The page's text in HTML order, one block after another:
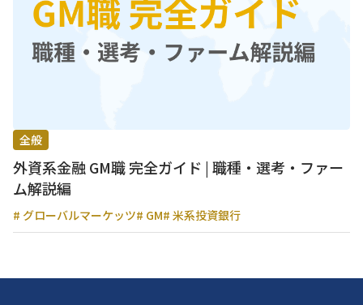
全般
外資系金融 GM職 完全ガイド | 職種・選考・ファー
ム解説編
# グローバルマーケッツ# GM# 米系投資銀行